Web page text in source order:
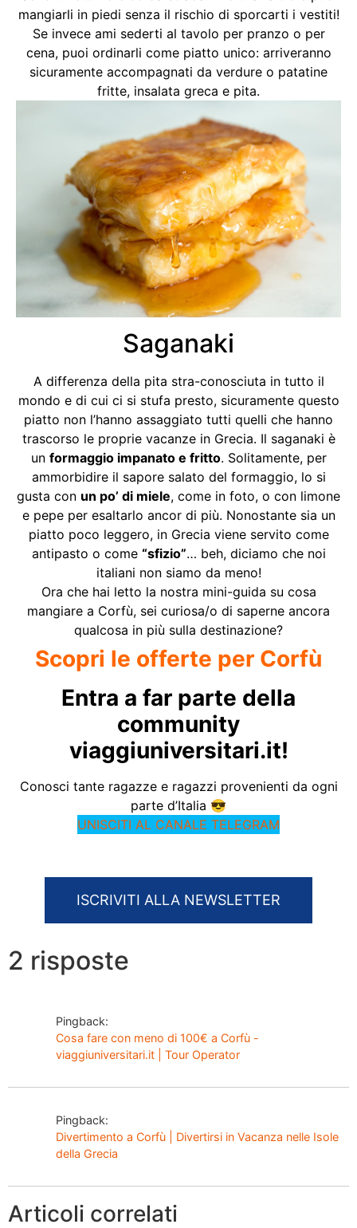
mangiarli in piedi senza il rischio di sporcarti i vestiti!
Se invece ami sederti al tavolo per pranzo o per
cena, puoi ordinarli come piatto unico: arriveranno
sicuramente accompagnati da verdure o patatine
fritte, insalata greca e pita.
Saganaki
A differenza della pita stra-conosciuta in tutto il
mondo e di cui ci si stufa presto, sicuramente questo
piatto non l’hanno assaggiato tutti quelli che hanno
trascorso le proprie vacanze in Grecia. Il saganaki è
un formaggio impanato e fritto. Solitamente, per
ammorbidire il sapore salato del formaggio, lo si
gusta con un po’ di miele, come in foto, o con limone
e pepe per esaltarlo ancor di più. Nonostante sia un
piatto poco leggero, in Grecia viene servito come
antipasto o come “sfizio”… beh, diciamo che noi
italiani non siamo da meno!
Ora che hai letto la nostra mini-guida su cosa
mangiare a Corfù, sei curiosa/o di saperne ancora
qualcosa in più sulla destinazione?
Scopri le offerte per Corfù
Entra a far parte della
community
viaggiuniversitari.it!
Conosci tante ragazze e ragazzi provenienti da ogni
parte d’Italia 😎
UNISCITI AL CANALE TELEGRAM
ISCRIVITI ALLA NEWSLETTER
2 risposte
Pingback:
Cosa fare con meno di 100€ a Corfù -
viaggiuniversitari.it | Tour Operator
Pingback:
Divertimento a Corfù | Divertirsi in Vacanza nelle Isole
della Grecia
Articoli correlati